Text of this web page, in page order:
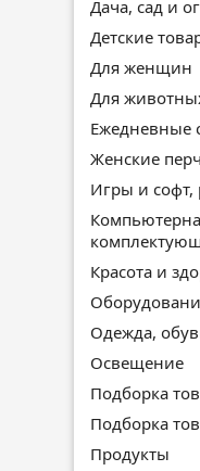
Дача, сад и
Детские
Для женщин
Для
Ежедневные
Женские
Игры и софт,
Красота и
Одежда,
Освещение
Подборка
Подборка
Продукты